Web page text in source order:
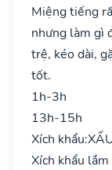
Miệng tiếng
nhưng làm gì
trệ, kéo dài,
tốt.
1h-3h
13h-15h
Xích khẩu:
Xích khẩu